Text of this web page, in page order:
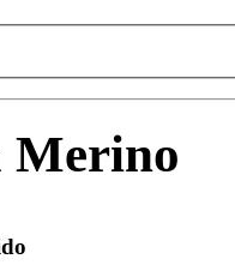
Merino